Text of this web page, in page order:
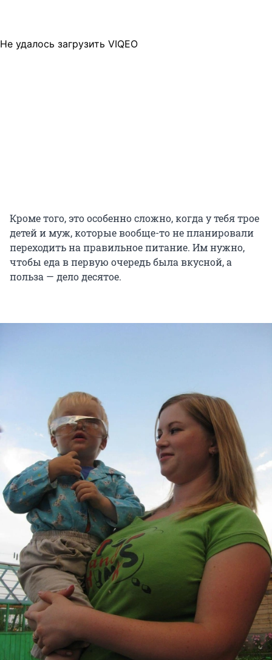
Не удалось загрузить VIQEO
Кроме того, это особенно сложно, когда у тебя трое
детей и муж, которые вообще-то не планировали
переходить на правильное питание. Им нужно,
чтобы еда в первую очередь была вкусной, а
польза — дело десятое.